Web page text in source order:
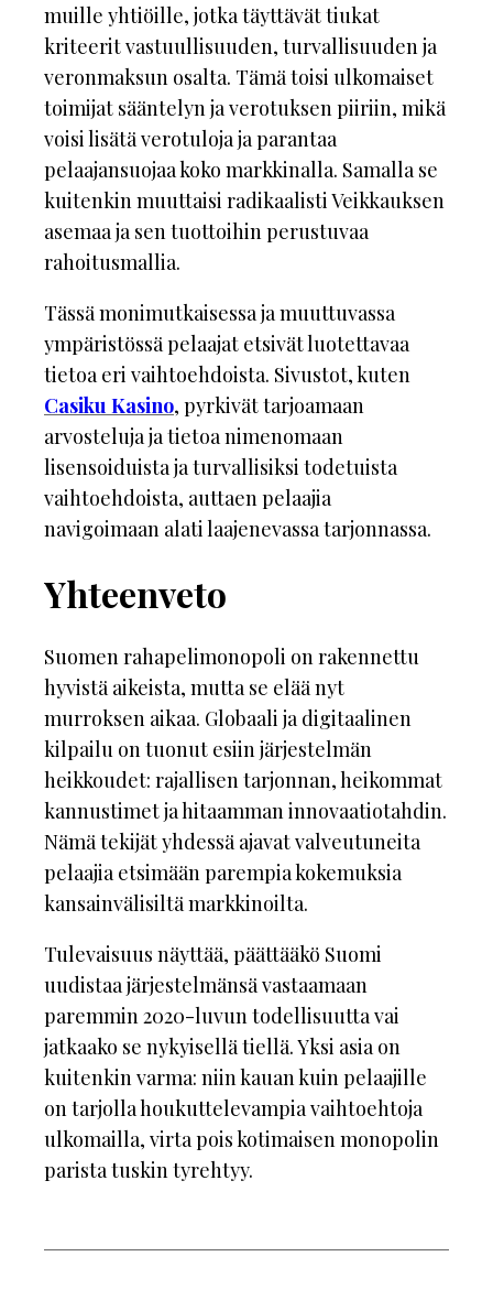
muille yhtiöille, jotka täyttävät tiukat
kriteerit vastuullisuuden, turvallisuuden ja
veronmaksun osalta. Tämä toisi ulkomaiset
toimijat sääntelyn ja verotuksen piiriin, mikä
voisi lisätä verotuloja ja parantaa
pelaajansuojaa koko markkinalla. Samalla se
kuitenkin muuttaisi radikaalisti Veikkauksen
asemaa ja sen tuottoihin perustuvaa
rahoitusmallia.
Tässä monimutkaisessa ja muuttuvassa
ympäristössä pelaajat etsivät luotettavaa
tietoa eri vaihtoehdoista. Sivustot, kuten
Casiku Kasino, pyrkivät tarjoamaan
arvosteluja ja tietoa nimenomaan
lisensoiduista ja turvallisiksi todetuista
vaihtoehdoista, auttaen pelaajia
navigoimaan alati laajenevassa tarjonnassa.
Yhteenveto
Suomen rahapelimonopoli on rakennettu
hyvistä aikeista, mutta se elää nyt
murroksen aikaa. Globaali ja digitaalinen
kilpailu on tuonut esiin järjestelmän
heikkoudet: rajallisen tarjonnan, heikommat
kannustimet ja hitaamman innovaatiotahdin.
Nämä tekijät yhdessä ajavat valveutuneita
pelaajia etsimään parempia kokemuksia
kansainvälisiltä markkinoilta.
Tulevaisuus näyttää, päättääkö Suomi
uudistaa järjestelmänsä vastaamaan
paremmin 2020-luvun todellisuutta vai
jatkaako se nykyisellä tiellä. Yksi asia on
kuitenkin varma: niin kauan kuin pelaajille
on tarjolla houkuttelevampia vaihtoehtoja
ulkomailla, virta pois kotimaisen monopolin
parista tuskin tyrehtyy.